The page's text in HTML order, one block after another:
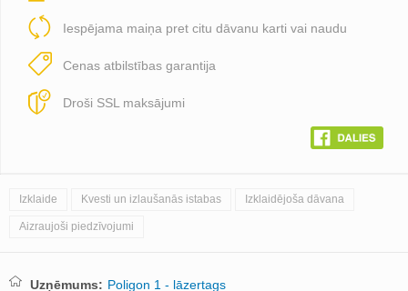
Iespējama maiņa pret citu dāvanu karti vai naudu
Cenas atbilstības garantija
Droši SSL maksājumi
Izklaide Kvesti un izlaušanās istabas Izklaidējoša dāvana
Aizraujoši piedzīvojumi
Uzņēmums: Poligon 1 - lāzertags